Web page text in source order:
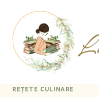
content
REȚETE CULINARE